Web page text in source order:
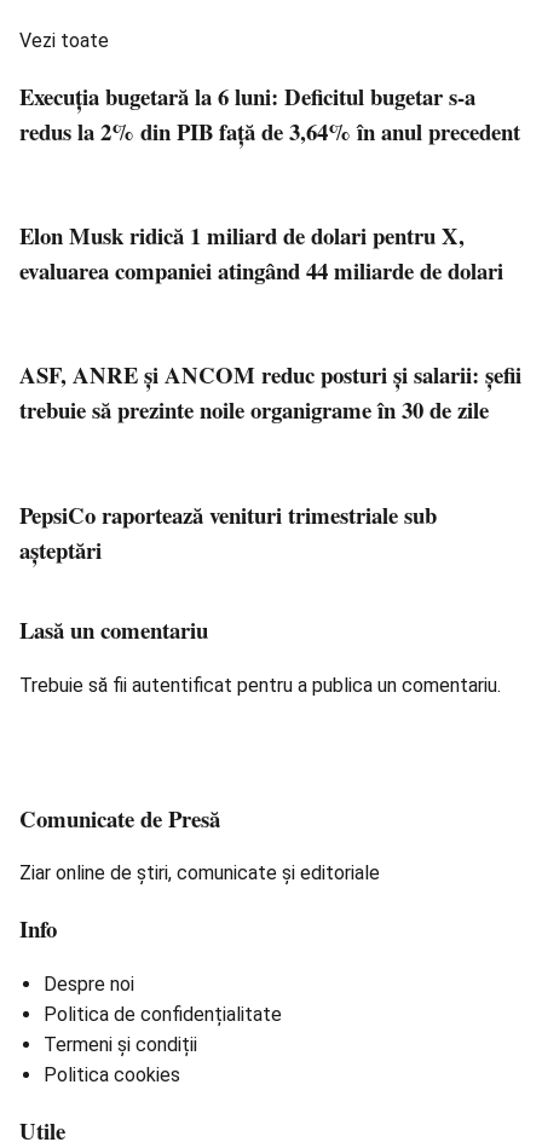
Vezi toate
Execuţia bugetară la 6 luni: Deficitul bugetar s-a
redus la 2% din PIB faţă de 3,64% în anul precedent
Elon Musk ridică 1 miliard de dolari pentru X,
evaluarea companiei atingând 44 miliarde de dolari
ASF, ANRE și ANCOM reduc posturi și salarii: șefii
trebuie să prezinte noile organigrame în 30 de zile
PepsiCo raportează venituri trimestriale sub
aşteptări
Lasă un comentariu
Trebuie să fii autentificat pentru a publica un comentariu.
Comunicate de Presă
Ziar online de știri, comunicate și editoriale
Info
Despre noi
Politica de confidențialitate
Termeni și condiții
Politica cookies
Utile